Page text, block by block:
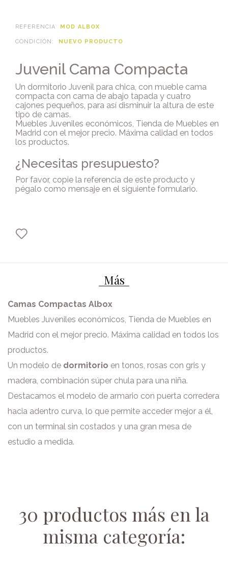
REFERENCIA MOD ALBOX
CONDICIÓN: NUEVO PRODUCTO
Juvenil Cama Compacta
Un dormitorio Juvenil para chica, con mueble cama
compacta con cama de abajo tapada y cuatro
cajones pequeños, para así disminuir la altura de este
tipo de camas.
Muebles Juveniles económicos, Tienda de Muebles en
Madrid con el mejor precio. Máxima calidad en todos
los productos.
¿Necesitas presupuesto?
Por favor, copie la referencia de este producto y
pégalo como mensaje en el siguiente formulario.
Más
Camas Compactas Albox
Muebles Juveniles económicos, Tienda de Muebles en
Madrid con el mejor precio. Máxima calidad en todos los
productos.
Un modelo de dormitorio en tonos, rosas con gris y
madera, combinación súper chula para una niña.
Destacamos el modelo de armario con puerta corredera
hacia adentro curva, lo que permite acceder mejor a él,
con un terminal sin costados y una gran mesa de
estudio a medida.
30 productos más en la
misma categoría: